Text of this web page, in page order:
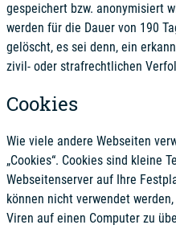
gespeichert bzw. anonymisiert
werden für die Dauer von 190
gelöscht, es sei denn, ein
zivil- oder strafrechtlichen
Cookies
Wie viele andere Webseiten
„Cookies“. Cookies sind kleine
Webseitenserver auf Ihre
können nicht verwendet
Viren auf einen Computer zu